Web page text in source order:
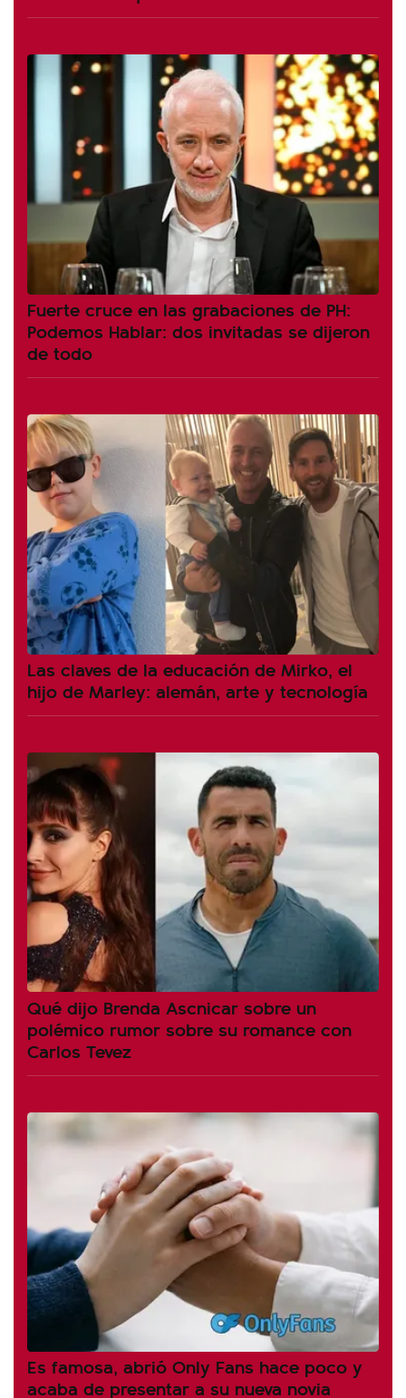
Fuerte cruce en las grabaciones de PH:
Podemos Hablar: dos invitadas se dijeron
de todo
Las claves de la educación de Mirko, el
hijo de Marley: alemán, arte y tecnología
Qué dijo Brenda Ascnicar sobre un
polémico rumor sobre su romance con
Carlos Tevez
Es famosa, abrió Only Fans hace poco y
acaba de presentar a su nueva novia